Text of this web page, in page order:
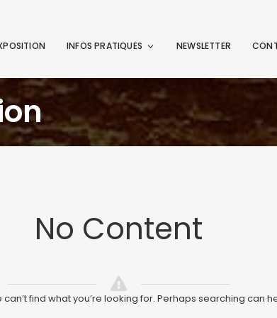
INFOS PRATIQUES NEWSLETTER
No Content
can’t find what you’re looking for. Perhaps searching can